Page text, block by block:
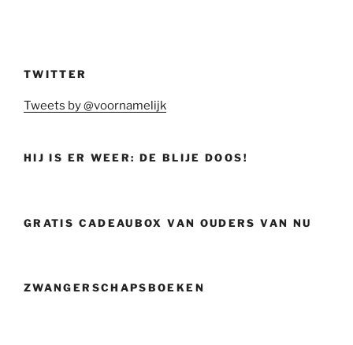
TWITTER
Tweets by @voornamelijk
HIJ IS ER WEER: DE BLIJE DOOS!
GRATIS CADEAUBOX VAN OUDERS VAN NU
ZWANGERSCHAPSBOEKEN